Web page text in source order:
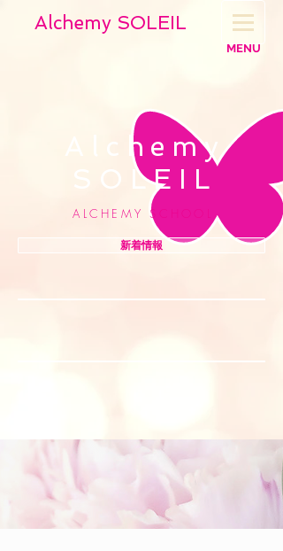
Alchemy SOLEIL
MENU
Alchemy
SOLEI L
ALCHEMY SCHOO
新着情報